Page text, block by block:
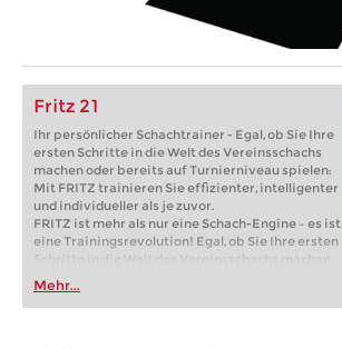
Fritz 21
Ihr persönlicher Schachtrainer - Egal, ob Sie Ihre
ersten Schritte in die Welt des Vereinsschachs
machen oder bereits auf Turnierniveau spielen:
Mit FRITZ trainieren Sie effizienter, intelligenter
und individueller als je zuvor.
FRITZ ist mehr als nur eine Schach-Engine – es ist
eine Trainingsrevolution! Egal, ob Sie Ihre ersten
Schritte in die Welt des Vereinsschachs machen
oder bereits auf Turnierniveau spielen: Mit
FRITZ trainieren Sie effizienter, intelligenter und
individueller als je zuvor.
Mehr...